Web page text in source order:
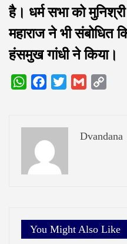
है। धर्म सभा को
महाराज ने भी संबोधित
हंसमुख गांधी ने किया।
WhatsAppFacebook
Twitter Gmail
Dvandana
You Might Also Like